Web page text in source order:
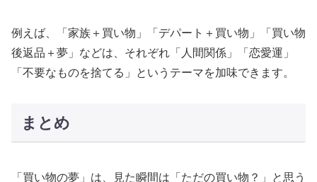
例えば、「家族＋買い物」「デパート＋買い物」「買い物
後返品＋夢」などは、それぞれ「人間関係」「恋愛運」
「不要なものを捨てる」というテーマを加味できます。
まとめ
「買い物の夢」は、見た瞬間は「ただの買い物？」と思う